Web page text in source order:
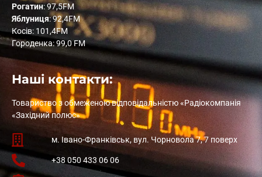
Рогатин: 97,5FM
Яблуниця: 92,4FM
Косів: 101,4FM
Городенка: 99,0 FM
Наші контакти:
Товариство з обмеженою відповідальністю «Радіокомпанія
«Західний полюс»
м. Івано-Франківськ, вул. Чорновола 7, 7 поверх
+38 050 433 06 06